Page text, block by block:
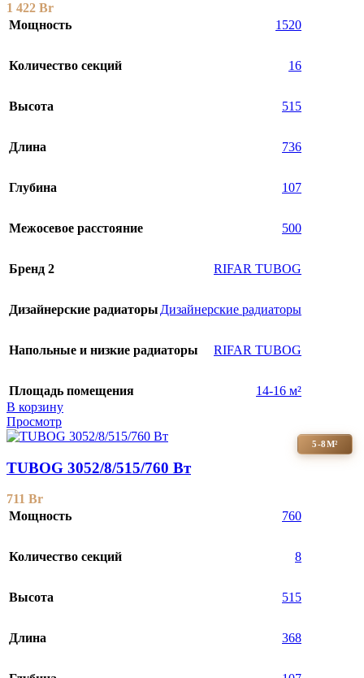
1 422 Br
Мощность
1520
Количество секций 16
Высота 515
Длина 736
Глубина 107
Межосевое расстояние 500
Бренд 2 RIFAR TUBOG
Дизайнерские радиаторы Дизайнерские радиаторы
Напольные и низкие радиаторы RIFAR TUBOG
Площадь помещения
14-16 м²
В корзину
Просмотр
5-8М²
TUBOG 3052/8/515/760 Вт
711 Br
Мощность
760
Количество секций 8
Высота 515
Длина 368